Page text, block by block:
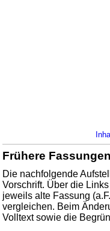
Frühere
Die nachfolgende
Vorschrift. Über die
jeweils alte Fassung
vergleichen. Beim
Volltext sowie die